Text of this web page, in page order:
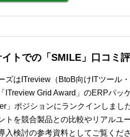
イトでの「SMILE」口コミ
ズはITreview（BtoB向けITツール
ITreview Grid Award」のERPパッ
」ポジションにランクインしました
トを競合製品との比較やリアルユ
入検討の参考資料としてご覧くださ